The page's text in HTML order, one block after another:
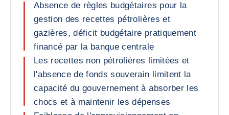
Absence de règles budgétaires pour la
gestion des recettes pétrolières et
gazières, déficit budgétaire pratiquement
financé par la banque centrale
Les recettes non pétrolières limitées et
l'absence de fonds souverain limitent la
capacité du gouvernement à absorber les
chocs et à maintenir les dépenses